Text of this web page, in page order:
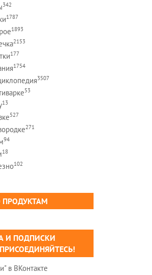
342
1787
1893
2153
177
1754
3507
53
13
527
271
94
18
102
ПРОДУКТАМ
И ПОДПИСКИ
в ВКонтакте